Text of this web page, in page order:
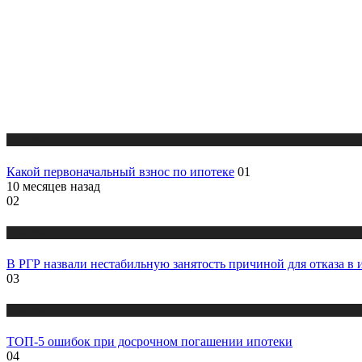
Какой первоначальный взнос по ипотеке 01
10 месяцев назад
02
В РГР назвали нестабильную занятость причиной для отказа в
03
ТОП-5 ошибок при досрочном погашении ипотеки
04